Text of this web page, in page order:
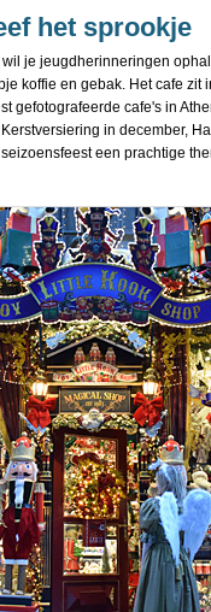
het sprookje
je jeugdherinneringen
koffie en gebak. Het cafe zit
gefotografeerde cafe's in
in december,
een prachtige